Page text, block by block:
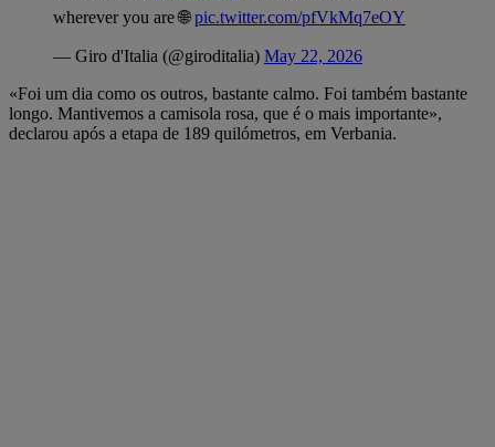
wherever you are 🌐pic.twitter.com/pfVkMq7eOY
— Giro d'Italia (@giroditalia) May 22, 2026
«Foi um dia como os outros, bastante calmo. Foi também bastante
longo. Mantivemos a camisola rosa, que é o mais importante»,
declarou após a etapa de 189 quilómetros, em Verbania.